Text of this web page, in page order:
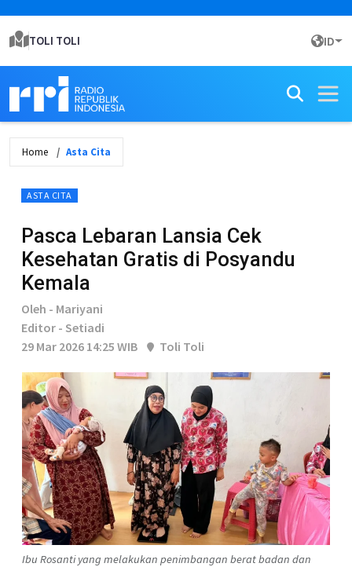
TOLI TOLI ID
Home Asta Cita
ASTA CITA
Pasca Lebaran Lansia Cek
Kesehatan Gratis di Posyandu
Kemala
Oleh - Mariyani
Editor - Setiadi
29 Mar 2026 14:25 WIB
Toli Toli
Ibu Rosanti yang melakukan penimbangan berat badan dan